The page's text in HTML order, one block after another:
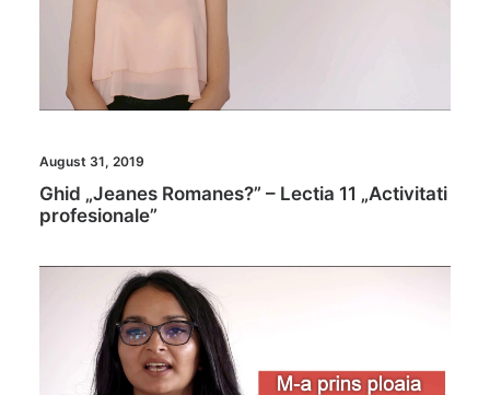
August 31, 2019
Ghid „Jeanes Romanes?” – Lectia 11 „Activitati
profesionale”